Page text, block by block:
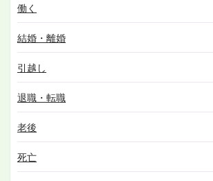
働く
結婚・離婚
引越し
退職・転職
老後
死亡